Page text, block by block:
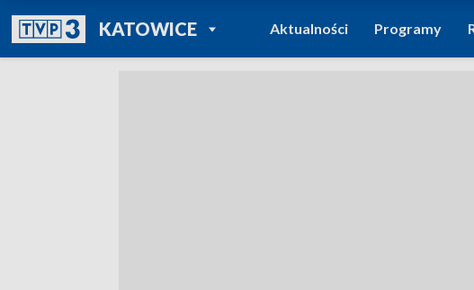
KATOWICEPOWRÓT DO
TVP REGIONY
Aktualności Programy